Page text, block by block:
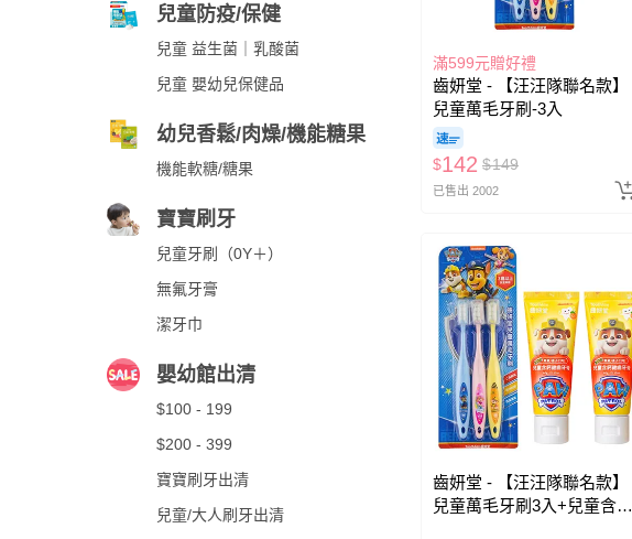
兒童防疫/保健
兒童 益生菌｜乳酸菌
兒童 嬰幼兒保健品
幼兒香鬆/肉燥/機能糖果
機能軟糖/糖果
寶寶刷牙
兒童牙刷（0Y＋）
無氟牙膏
潔牙巾
嬰幼館出清
$100 - 199
$200 - 399
寶寶刷牙出清
兒童/大人刷牙出清
滿599元贈好禮
齒妍堂 - 【汪汪隊聯名款】
兒童萬毛牙刷-3入
$142 $149
已售出 2002
齒妍堂 - 【汪汪隊聯名款】
兒童萬毛牙刷3入+兒童含鈣